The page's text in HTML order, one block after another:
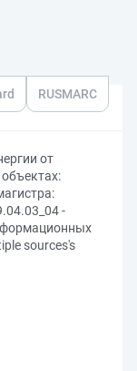
RUSMARC
от
-
sources's